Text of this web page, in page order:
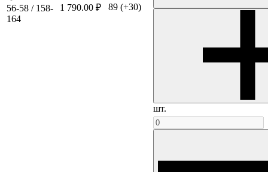
56-58 / 158-
164
1 790.00 ₽ 89 (+30)
шт.